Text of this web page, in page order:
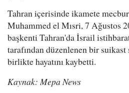
Tahran içerisinde ikamete
Muhammed el Mısri, 7 Ağustos
başkenti Tahran'da İsrail
tarafından düzenlenen bir suikast
birlikte hayatını kaybetti.
Kaynak: Mepa News